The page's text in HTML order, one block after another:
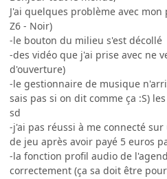
J'ai quelques problème avec
Z6 - Noir)
-le bouton du milieu s'est décollé
-des vidéo que j'ai prise avec ne
d'ouverture)
-le gestionnaire de musique
sais pas si on dit comme ça :S)
sd
-j'ai pas réussi à me connecté
de jeu après avoir payé 5 euros
-la fonction profil audio de
correctement (ça sa doit être